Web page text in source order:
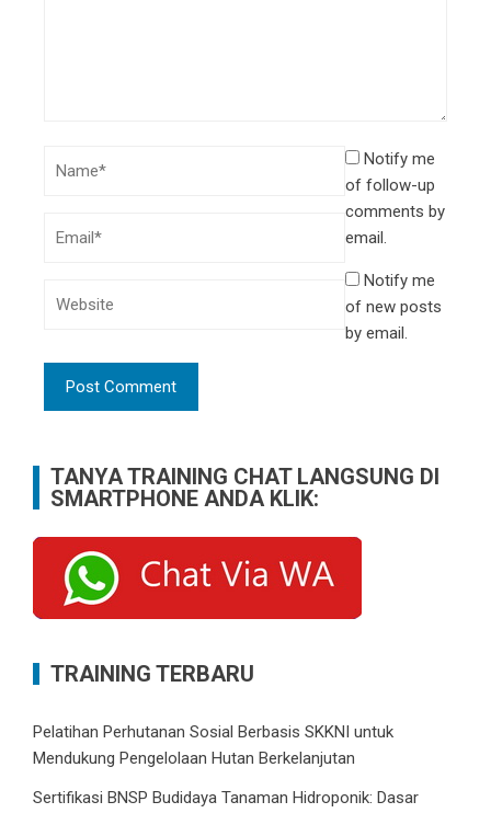
Notify me
of follow-up
comments by
email.
Notify me
of new posts
by email.
TANYA TRAINING CHAT LANGSUNG DI
SMARTPHONE ANDA KLIK:
TRAINING TERBARU
Pelatihan Perhutanan Sosial Berbasis SKKNI untuk
Mendukung Pengelolaan Hutan Berkelanjutan
Sertifikasi BNSP Budidaya Tanaman Hidroponik: Dasar